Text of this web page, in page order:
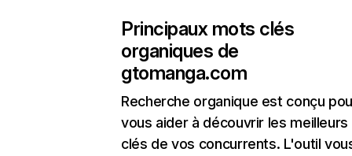
Principaux mots clés
organiques de
gtomanga.com
Recherche organique est conçu
vous aider à découvrir les
clés de vos concurrents. L'outil